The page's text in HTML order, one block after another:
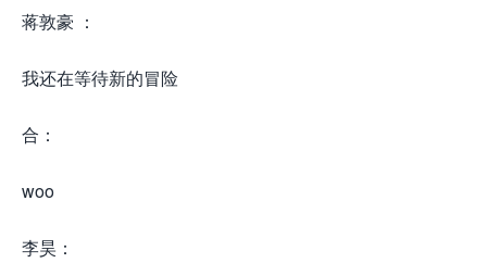
蒋敦豪 ：
我还在等待新的冒险
合：
woo
李昊：